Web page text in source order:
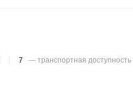
7 — транспортная доступность